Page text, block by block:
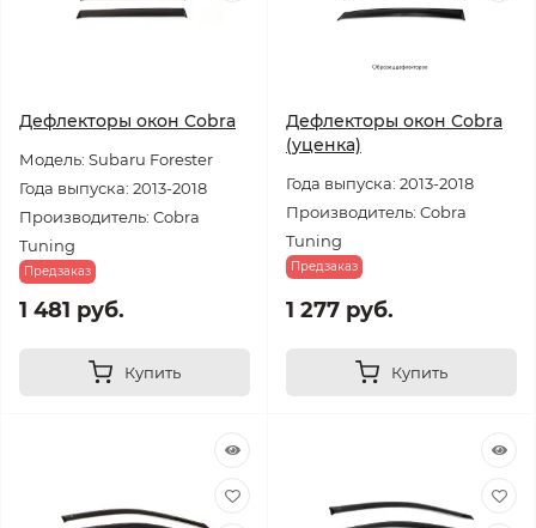
Дефлекторы окон Cobra
Модель: Subaru Forester
Года выпуска: 2013-2018
Производитель: Cobra
Tuning
Предзаказ
1 481 руб.
Купить
Дефлекторы окон Cobra
(уценка)
Года выпуска: 2013-2018
Производитель: Cobra
Tuning
Предзаказ
1 277 руб.
Купить